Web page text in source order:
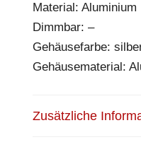
Material: Aluminium
Dimmbar: –
Gehäusefarbe:
Gehäusematerial:
Zusätzliche